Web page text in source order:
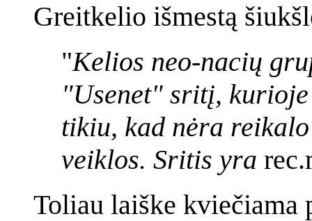
Greitkelio išmestą
"Kelios neo-nacių
"Usenet" sritį,
tikiu, kad nėra
veiklos. Sritis yra
Toliau laiške kviečiama